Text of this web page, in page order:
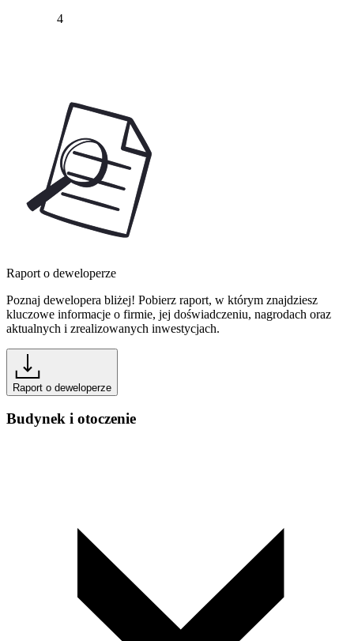
4
Raport o deweloperze
Poznaj dewelopera bliżej! Pobierz raport, w którym znajdziesz
kluczowe informacje o firmie, jej doświadczeniu, nagrodach oraz
aktualnych i zrealizowanych inwestycjach.
Raport o deweloperze
Budynek i otoczenie